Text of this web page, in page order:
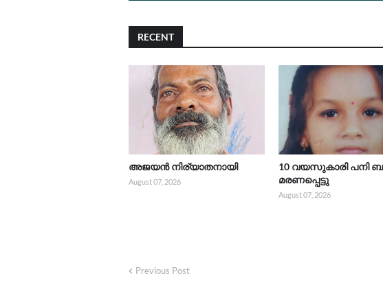
RECENT
അജയൻ നിര്യാതനായി
August 07, 2026
10 വയസുകാരി പനി
മരണപ്പെട്ടു
August 07, 2026
Previous Post